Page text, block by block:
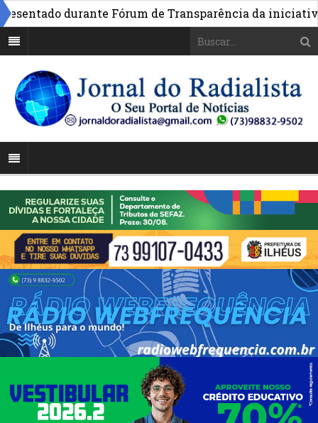
durante Fórum de Transparência da iniciativa